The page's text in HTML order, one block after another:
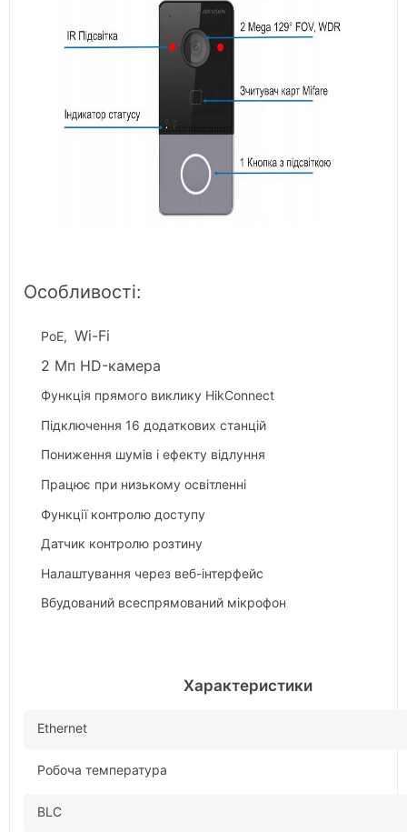
Особливості:
PoE,Wi-Fi
2 Мп HD-камера
Функція прямого виклику HikConnect
Підключення 16 додаткових станцій
Пониження шумів і ефекту відлуння
Працює при низькому освітленні
Функції контролю доступу
Датчик контролю розтину
Налаштування через веб-інтерфейс
Вбудований всеспрямований мікрофон
Характеристики
Ethernet
Робоча температура
BLC